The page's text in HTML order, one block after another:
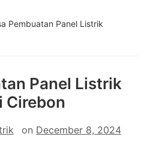
Pembuatan Panel Listrik
Panel Listrik
Cirebon
on December 8, 2024